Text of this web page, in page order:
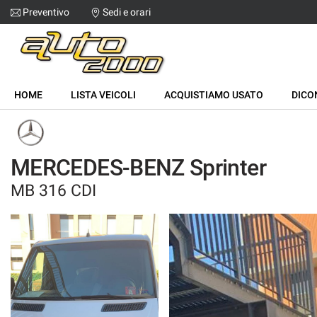
LISTA VEICOLI
ACQUISTIAMO USATO
DICONO DI NOI
CONTATTI
Preventivo Sedi e orari
HOME LISTA VEICOLI ACQUISTIAMO USATO
MERCEDES-BENZ Sprinter
MB 316 CDI
Le
tue
preferenze
Il
seguente
pannello
consente
esprimere
tue
preferenze
di
consenso
alle
tecnologie
di